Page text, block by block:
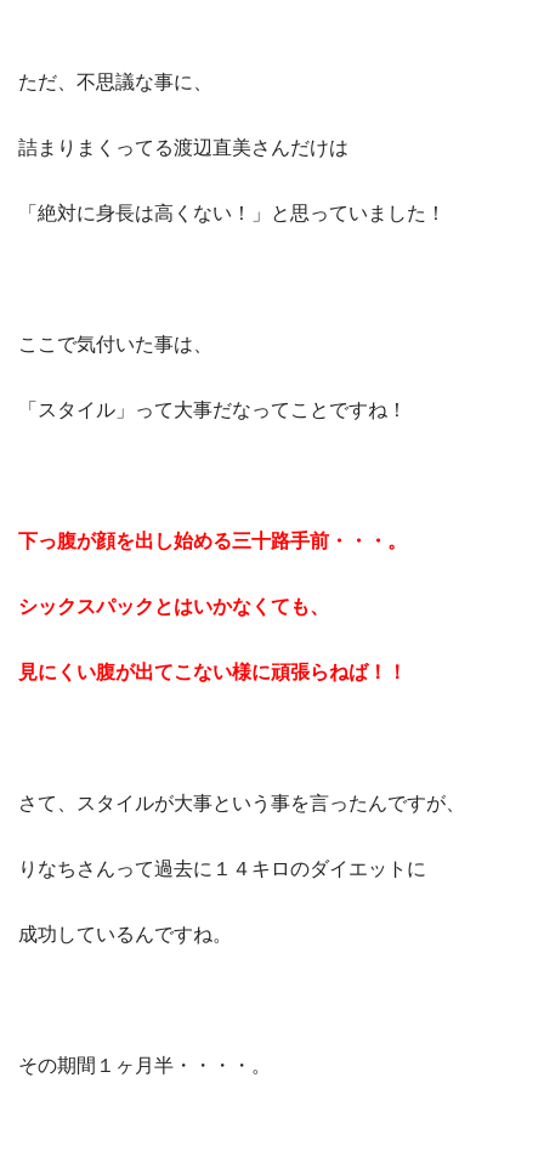
ただ、不思議な事に、
詰まりまくってる渡辺直美さんだけは
「絶対に身長は高くない！」と思っていました！
ここで気付いた事は、
「スタイル」って大事だなってことですね！
下っ腹が顔を出し始める三十路手前・・・。
シックスパックとはいかなくても、
見にくい腹が出てこない様に頑張らねば！！
さて、スタイルが大事という事を言ったんですが、
りなちさんって過去に１４キロのダイエットに
成功しているんですね。
その期間１ヶ月半・・・・。